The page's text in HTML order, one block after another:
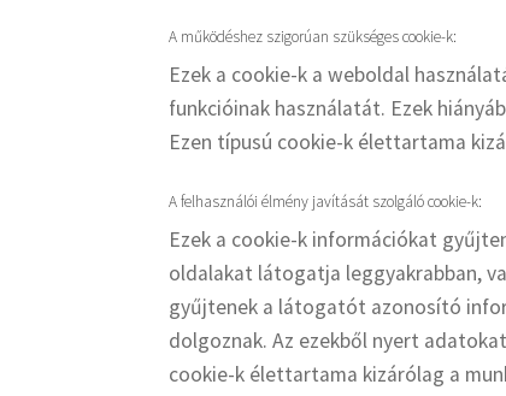
A működéshez szigorúan szükséges cookie-k:
Ezek a cookie-k a weboldal
funkcióinak használatát. Ezek
Ezen típusú cookie-k élettartama
A felhasználói élmény javítását szolgáló cookie-k:
Ezek a cookie-k információkat
oldalakat látogatja leggyakrabban,
gyűjtenek a látogatót azonosító
dolgoznak. Az ezekből nyert
cookie-k élettartama kizárólag a